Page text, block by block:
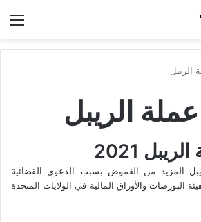
الريبل
الريبل
2021
المزيد من الغموض بسبب الدعوى القضائية
البورصات والأوراق المالية في الولايات المتحدة